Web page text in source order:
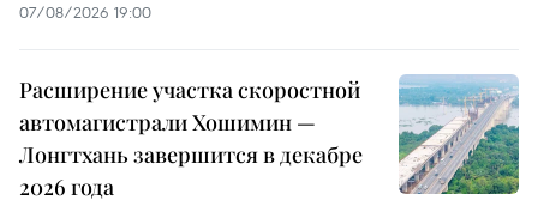
07/08/2026 19:00
Расширение участка скоростной
автомагистрали Хошимин —
Лонгтхань завершится в декабре
2026 года